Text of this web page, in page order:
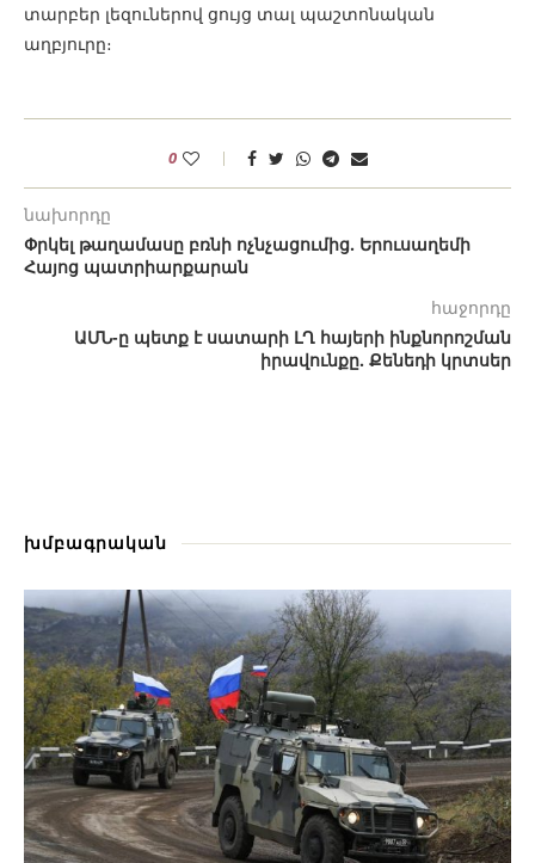
տարբեր լեզուներով ցույց տալ պաշտոնական
աղբյուրը։
0
նախորդը
Փրկել թաղամասը բռնի ոչնչացումից. Երուսաղեմի
Հայոց պատրիարքարան
հաջորդը
ԱՄՆ-ը պետք է սատարի ԼՂ հայերի ինքնորոշման
իրավունքը. Քենեդի կրտսեր
խմբագրական